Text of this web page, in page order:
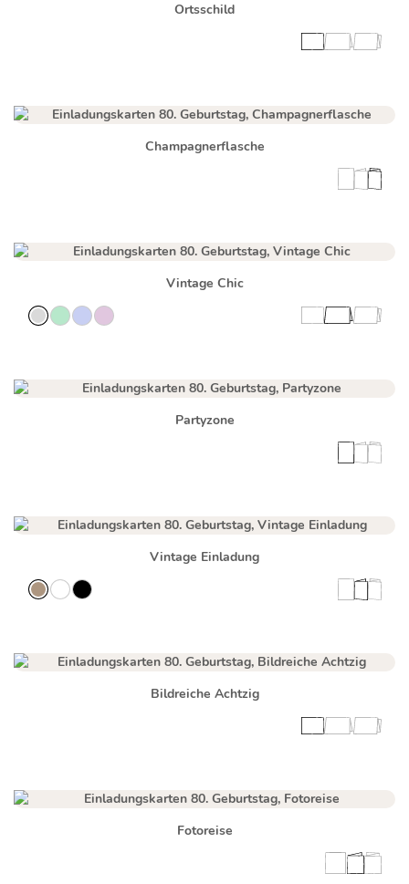
Ortsschild
Champagnerflasche
Vintage Chic
Partyzone
Vintage Einladung
Bildreiche Achtzig
Fotoreise